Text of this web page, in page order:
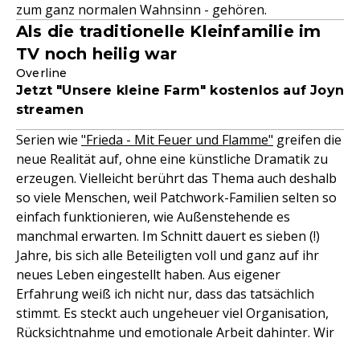
zum ganz normalen Wahnsinn - gehören.
Als die traditionelle Kleinfamilie im
TV noch heilig war
Overline
Jetzt "Unsere kleine Farm" kostenlos auf Joyn
streamen
Serien wie "Frieda - Mit Feuer und Flamme" greifen die
neue Realität auf, ohne eine künstliche Dramatik zu
erzeugen. Vielleicht berührt das Thema auch deshalb
so viele Menschen, weil Patchwork-Familien selten so
einfach funktionieren, wie Außenstehende es
manchmal erwarten. Im Schnitt dauert es sieben (!)
Jahre, bis sich alle Beteiligten voll und ganz auf ihr
neues Leben eingestellt haben. Aus eigener
Erfahrung weiß ich nicht nur, dass das tatsächlich
stimmt. Es steckt auch ungeheuer viel Organisation,
Rücksichtnahme und emotionale Arbeit dahinter. Wir